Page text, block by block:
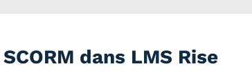
dans LMS Rise